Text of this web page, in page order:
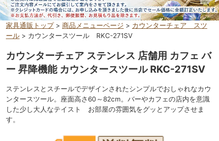
家具通販トップ> 商品メニューページ > カウンターチェア スツ
ール > カウンタースツール RKC-271SV
カウンターチェア ステンレス 店舗用 カフェ バ
ー 昇降機能 カウンタースツール RKC-271SV
ステンレスとスチールでデザインされたシンプルでおしゃれなカウ
ンタースツール。座面高さ60～82cm。バーやカフェの店内を意識
した少し大人なテイスト お部屋の雰囲気をグッとアップさせま
す。